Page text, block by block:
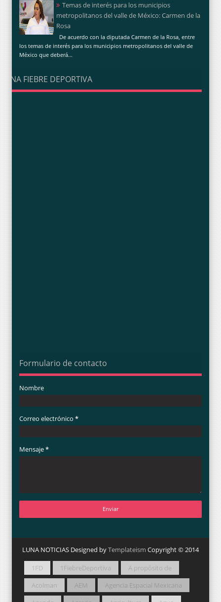
Temas de interés para los municipios
metropolitanos del valle de México: Carmen de la
Rosa
De acuerdo con la diputada Carmen de la Rosa, entre
los temas de interés para los municipios metropolitanos del valle de
México que deberá...
UNA FIEBRE DEPORTIVA
Formulario de contacto
Nombre
Correo electrónico *
Mensaje*
LUNA NOTICIAS Designed byTemplateism Copyright © 2014
1FD 1FiebreDeportiva
A propósito de
Acolman
AEM
Agencia Espacial Mexicana